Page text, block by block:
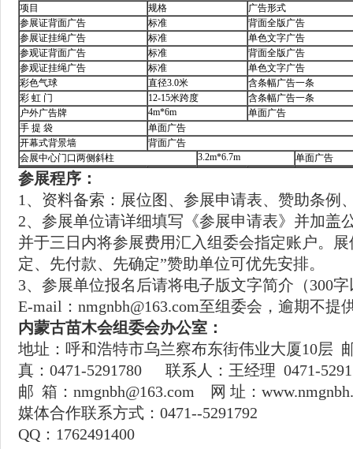
项目 规格
广告形式
参展证背面广告
标准
背面全版广告
参展证挂绳广告
标准
单色文字广告
参观证背面广告
标准
背面全版广告
参观证挂绳广告
标准
单色文字广告
彩色气球
直径3.0米
含条幅广告一条
彩 虹 门
12-15米跨度
含条幅广告一条
户外广告牌
4m*6m
单面广告
手 提 袋
单面广告
开幕式背景墙
背面广告
会展中心门口两侧斜柱
3.2m*6.7m 单面广告
参展程序：
1、资料备索：展位图、参展申请表、赞助条例
2、参展单位请详细填写《参展申请表》并加盖
并于三日内将参展费用汇入组委会指定账户。
定、先付款、先确定”赞助单位可优先安排。
3、参展单位报名后请将电子版文字简介（300
E-mail：nmgnbh@163.com至组委会，逾期不提
内蒙古苗木会组委会办公室：
地址：呼和浩特市乌兰察布东街伟业大
真：0471-5291780 联系人：王经理 0471-
邮 箱：nmgnbh@163.com 网 址：
媒体合作联系方式：0471--5291792
QQ：1762491400